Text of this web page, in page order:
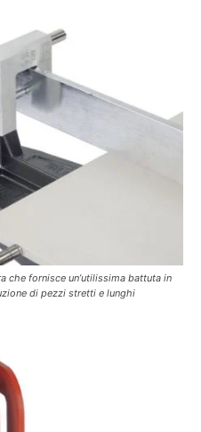
che fornisce un’utilissima battuta in
di pezzi stretti e lunghi